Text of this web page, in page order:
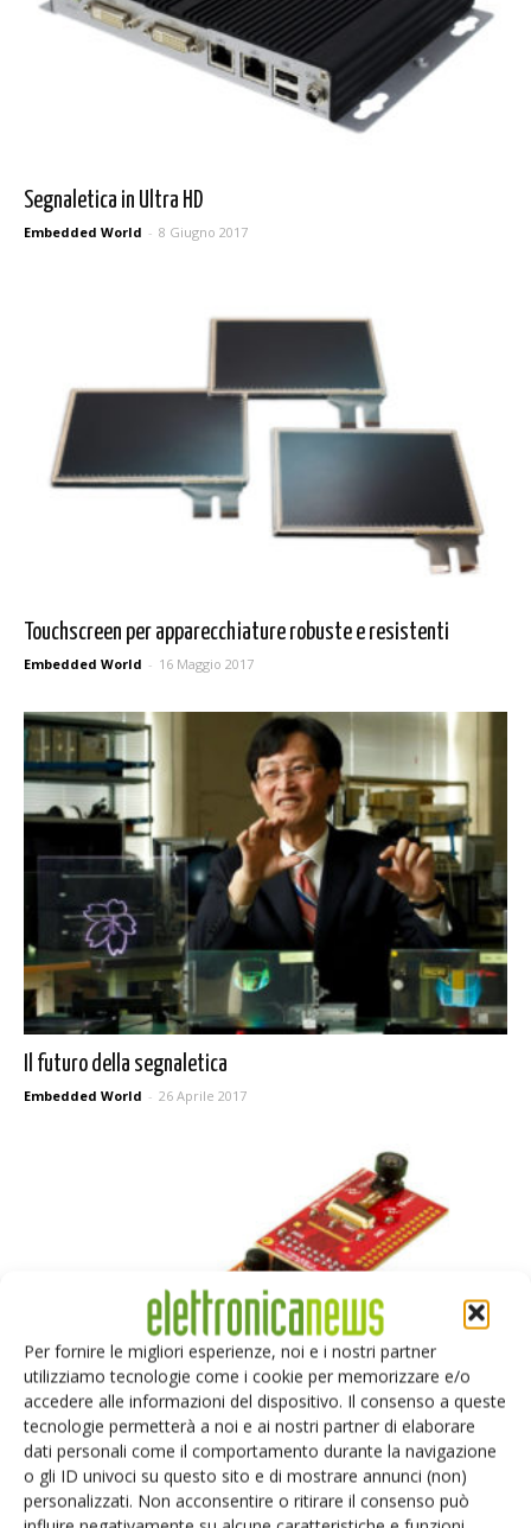
Per fornire le migliori esperienze, noi e i nostri partner
utilizziamo tecnologie come i cookie per memorizzare e/o
accedere alle informazioni del dispositivo. Il consenso a queste
tecnologie permetterà a noi e ai nostri partner di elaborare
dati personali come il comportamento durante la navigazione
o gli ID univoci su questo sito e di mostrare annunci (non)
personalizzati. Non acconsentire o ritirare il consenso può
Segnaletica in Ultra HD
Embedded World - 8 Giugno 2017
Touchscreen per apparecchiature robuste e resistenti
Embedded World - 16 Maggio 2017
Il futuro della segnaletica
Embedded World - 26 Aprile 2017
Soluzioni complete per la visione embedded